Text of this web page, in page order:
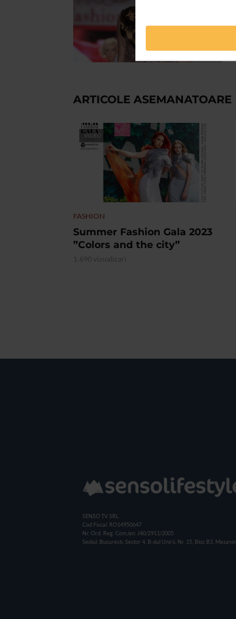
ARTICOLE ASEMANATOARE
VIDEO
FASHION
Summer Fashion Gala 2023
”Colors and the city”
1.690 vizualizari
SENSO TV SRL
Cod Fiscal: RO14950647
Nr. Ord. Reg. Com./an: J40/2911/2005
Sediul: Bucuresti, Sector 4, B-dul Unirii, Nr. 15, Bloc B3, Mezanin